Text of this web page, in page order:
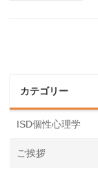
カテゴリー
ISD個性心理学
ご挨拶